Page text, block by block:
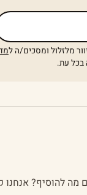
מלזלול ומסכים/ה ל
בכל עת.
מה להוסיף? אנחנו